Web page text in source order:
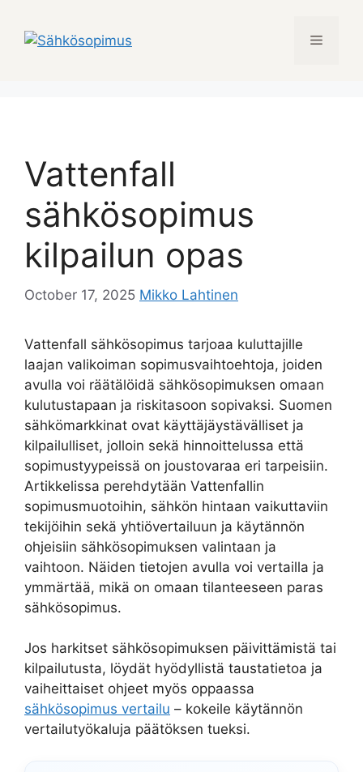
content
Menu
Vattenfall
sähkösopimus
kilpailun opas
October 17, 2025 Mikko Lahtinen
Vattenfall sähkösopimus tarjoaa kuluttajille
laajan valikoiman sopimusvaihtoehtoja, joiden
avulla voi räätälöidä sähkösopimuksen omaan
kulutustapaan ja riskitasoon sopivaksi. Suomen
sähkömarkkinat ovat käyttäjäystävälliset ja
kilpailulliset, jolloin sekä hinnoittelussa että
sopimustyypeissä on joustovaraa eri tarpeisiin.
Artikkelissa perehdytään Vattenfallin
sopimusmuotoihin, sähkön hintaan vaikuttaviin
tekijöihin sekä yhtiövertailuun ja käytännön
ohjeisiin sähkösopimuksen valintaan ja
vaihtoon. Näiden tietojen avulla voi vertailla ja
ymmärtää, mikä on omaan tilanteeseen paras
sähkösopimus.
Jos harkitset sähkösopimuksen päivittämistä tai
kilpailutusta, löydät hyödyllistä taustatietoa ja
vaiheittaiset ohjeet myös oppaassa
sähkösopimus vertailu – kokeile käytännön
vertailutyökaluja päätöksen tueksi.